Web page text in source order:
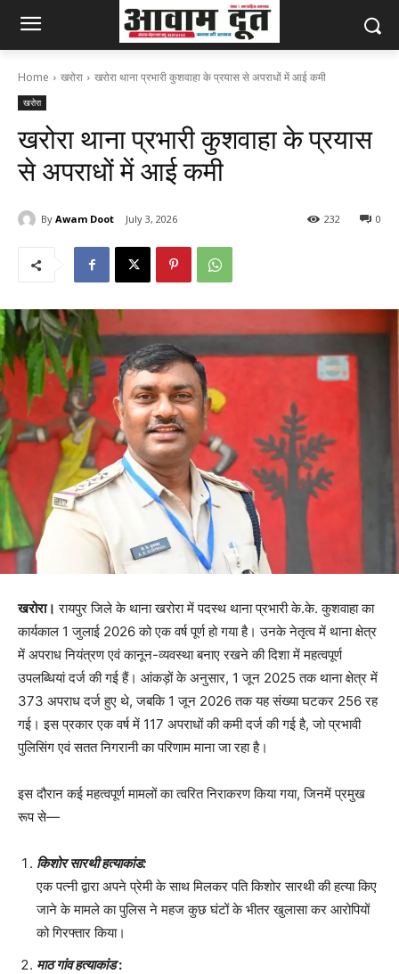
Home खरोरा खरोरा थाना प्रभारी कुशवाहा के प्रयास से अपराधों में आई कमी
खरोरा
खरोरा थाना प्रभारी कुशवाहा के प्रयास
से अपराधों में आई कमी
By Awam Doot July 3, 2026 0
232
खरोरा। रायपुर जिले के थाना खरोरा में पदस्थ थाना प्रभारी के.के. कुशवाहा का
कार्यकाल 1 जुलाई 2026 को एक वर्ष पूर्ण हो गया है। उनके नेतृत्व में थाना क्षेत्र
में अपराध नियंत्रण एवं कानून-व्यवस्था बनाए रखने की दिशा में महत्वपूर्ण
उपलब्धियां दर्ज की गई हैं। आंकड़ों के अनुसार, 1 जून 2025 तक थाना क्षेत्र में
373 अपराध दर्ज हुए थे, जबकि 1 जून 2026 तक यह संख्या घटकर 256 रह
गई। इस प्रकार एक वर्ष में 117 अपराधों की कमी दर्ज की गई है, जो प्रभावी
पुलिसिंग एवं सतत निगरानी का परिणाम माना जा रहा है।
इस दौरान कई महत्वपूर्ण मामलों का त्वरित निराकरण किया गया, जिनमें प्रमुख
रूप से—
किशोर सारथी हत्याकांड:
एक पत्नी द्वारा अपने प्रेमी के साथ मिलकर पति किशोर सारथी की हत्या किए
जाने के मामले का पुलिस ने महज कुछ घंटों के भीतर खुलासा कर आरोपियों
को गिरफ्तार किया।
माठ गांव हत्याकांड: